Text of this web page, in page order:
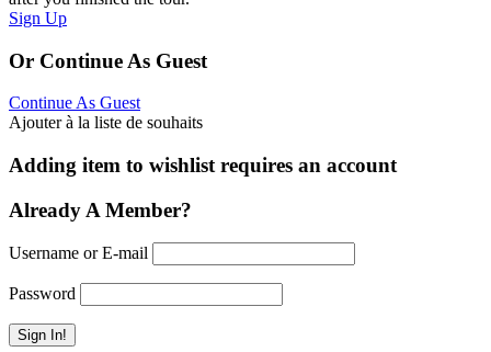
Sign Up
Or Continue As Guest
Continue As Guest
Ajouter à la liste de souhaits
Adding item to wishlist requires an account
Already A Member?
Username or E-mail
Password